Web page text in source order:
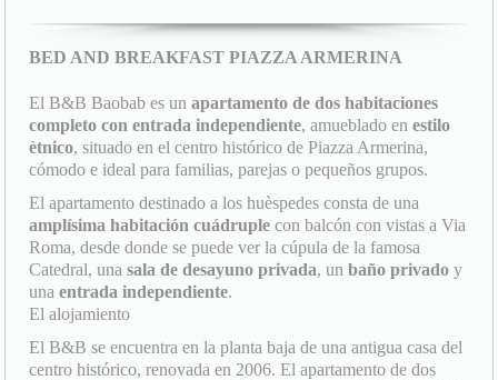
BED AND BREAKFAST PIAZZA ARMERINA
El B&B Baobab es unapartamento de dos habitaciones
completo con entrada independiente, amueblado enestilo
ètnico, situado en el centro histórico de Piazza Armerina,
cómodo e ideal para familias, parejas o pequeños grupos.
El apartamento destinado a los huèspedes consta de una
amplísima habitación cuádruple con balcón con vistas a Via
Roma, desde donde se puede ver la cúpula de la famosa
Catedral, unasala de desayuno privada, unbaño privado y
unaentrada independiente.
El alojamiento
El B&B se encuentra en la planta baja de una antigua casa del
centro histórico, renovada en 2006. El apartamento de dos